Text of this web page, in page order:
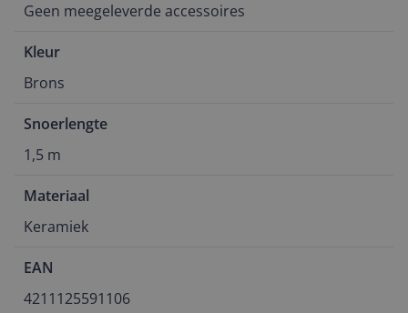
Geen meegeleverde accessoires
Kleur
Brons
Snoerlengte
1,5 m
Materiaal
Keramiek
EAN
4211125591106